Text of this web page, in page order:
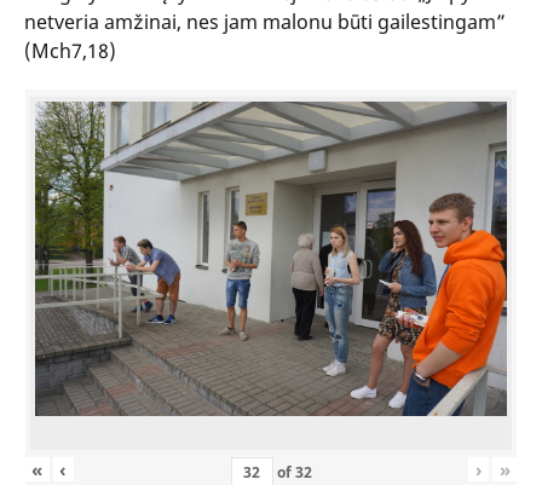
netveria amžinai, nes jam malonu būti gailestingam”
(Mch7,18)
« ‹ of32 › »